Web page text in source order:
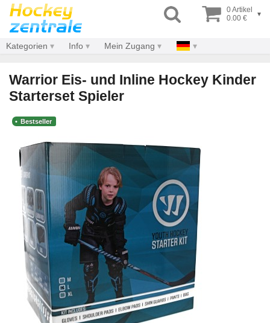
0 Artikel
0.00 €
▾
Kategorien Info Mein Zugang
Warrior Eis- und Inline Hockey Kinder
Starterset Spieler
Bestseller